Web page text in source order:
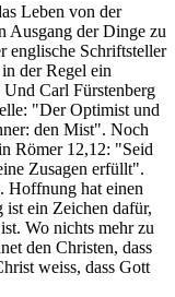
Leben von der
Ausgang der Dinge zu
englische Schriftsteller
der Regel ein
Carl Fürstenberg
"Der Optimist und
den Mist". Noch
Römer 12,12: "Seid
Zusagen erfüllt".
Hoffnung hat einen
ein Zeichen dafür,
Wo nichts mehr zu
den Christen, dass
weiss, dass Gott